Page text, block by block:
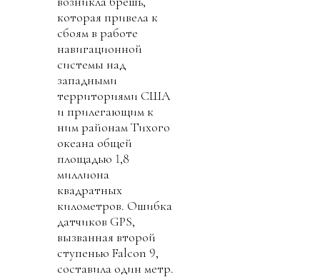
которая привела к
сбоям в работе
навигационной
системы над
западными
территориями США
и прилегающим к
ним районам Тихого
океана общей
площадью 1,8
миллиона
квадратных
километров. Ошибка
датчиков GPS,
вызванная второй
ступенью Falcon 9,
составила один метр.